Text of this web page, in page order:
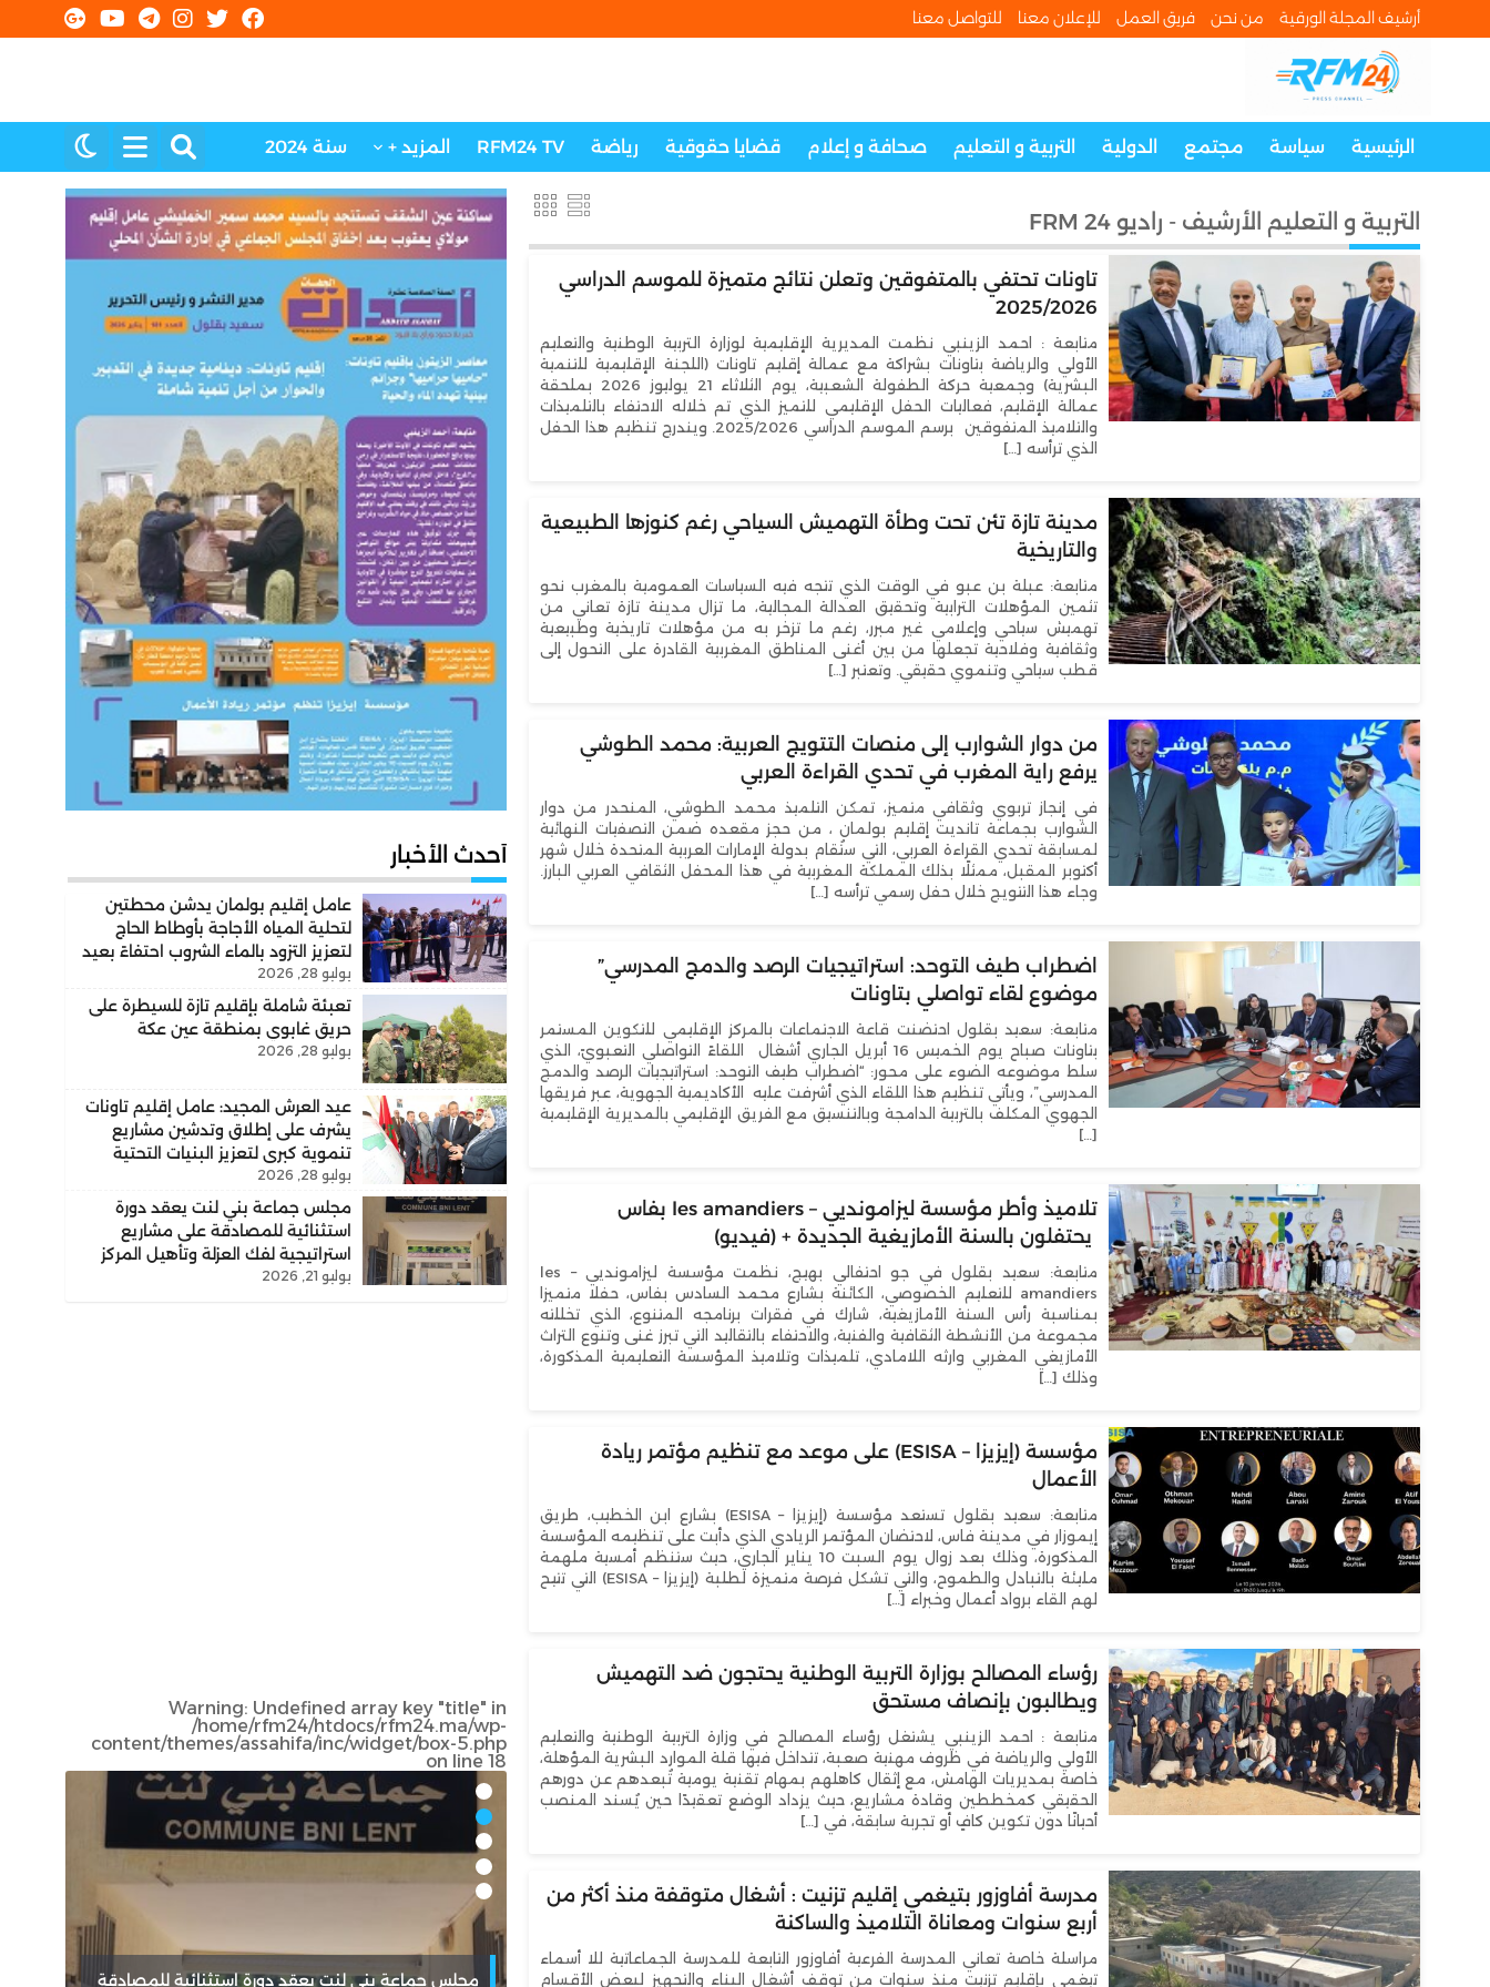
أرشيف المجلة الورقية من نحن فريق العمل للإعلان معنا للتواصل معنا
الرئيسية سياسة مجتمع الدولية التربية و التعليم صحافة و إعلام قضايا حقوقية رياضة RFM24 TV المزيد + سنة 2024
التربية و التعليم الأرشيف - راديو FRM 24
تاونات تحتفي بالمتفوقين وتعلن نتائج متميزة للموسم الدراسي
2025/2026
متابعة : احمد الزينبي نظمت المديرية الإقليمية لوزارة التربية الوطنية والتعليم
الأولي والرياضة بتاونات بشراكة مع عمالة إقليم تاونات (اللجنة الإقليمية للتنمية
البشرية) وجمعية حركة الطفولة الشعبية، يوم الثلاثاء 21 يوليوز 2026 بملحقة
عمالة الإقليم، فعاليات الحفل الإقليمي للتميز الذي تم خلاله الاحتفاء بالتلميذات
والتلاميذ المتفوقين برسم الموسم الدراسي 2025/2026. ويندرج تنظيم هذا الحفل
الذي ترأسه […]
مدينة تازة تئن تحت وطأة التهميش السياحي رغم كنوزها الطبيعية
والتاريخية
متابعة: عبلة بن عبو في الوقت الذي تتجه فيه السياسات العمومية بالمغرب نحو
تثمين المؤهلات الترابية وتحقيق العدالة المجالية، ما تزال مدينة تازة تعاني من
تهميش سياحي وإعلامي غير مبرر، رغم ما تزخر به من مؤهلات تاريخية وطبيعية
وثقافية وفلاحية تجعلها من بين أغنى المناطق المغربية القادرة على التحول إلى
قطب سياحي وتنموي حقيقي. وتعتبر […]
من دوار الشوارب إلى منصات التتويج العربية: محمد الطوشي
يرفع راية المغرب في تحدي القراءة العربي
في إنجاز تربوي وثقافي متميز، تمكن التلميذ محمد الطوشي، المنحدر من دوار
الشوارب بجماعة تانديت إقليم بولمان ، من حجز مقعده ضمن التصفيات النهائية
لمسابقة تحدي القراءة العربي، التي ستُقام بدولة الإمارات العربية المتحدة خلال شهر
أكتوبر المقبل، ممثلًا بذلك المملكة المغربية في هذا المحفل الثقافي العربي البارز.
وجاء هذا التتويج خلال حفل رسمي ترأسه […]
اضطراب طيف التوحد: استراتيجيات الرصد والدمج المدرسي”
موضوع لقاء تواصلي بتاونات
متابعة: سعيد بقلول احتضنت قاعة الاجتماعات بالمركز الإقليمي للتكوين المستمر
بتاونات صباح يوم الخميس 16 أبريل الجاري أشغال اللقاءً التواصلي التعبويً، الذي
سلط موضوعه الضوء على محور: “اضطراب طيف التوحد: استراتيجيات الرصد والدمج
المدرسي”، ويأتي تنظيم هذا اللقاء الذي أشرفت عليه الأكاديمية الجهوية، عبر فريقها
الجهوي المكلف بالتربية الدامجة وبالتنسيق مع الفريق الإقليمي بالمديرية الإقليمية
[…]
تلاميذ وأطر مؤسسة ليزامونديي – les amandiers بفاس
يحتفلون بالسنة الأمازيغية الجديدة + (فيديو)
متابعة: سعيد بقلول في جو احتفالي بهيج، نظمت مؤسسة ليزامونديي – les
amandiers للتعليم الخصوصي، الكائنة بشارع محمد السادس بفاس، حفلا متميزا
بمناسبة رأس السنة الأمازيغية، شارك في فقرات برنامجه المتنوع، الذي تخللته
مجموعة من الأنشطة الثقافية والفنية، والاحتفاء بالتقاليد التي تبرز غنى وتنوع التراث
الأمازيغي المغربي وارثه اللامادي، تلميذات وتلاميذ المؤسسة التعليمية المذكورة،
وذلك […]
مؤسسة (إيزيزا – ESISA) على موعد مع تنظيم مؤتمر ريادة
الأعمال
متابعة: سعيد بقلول تستعد مؤسسة (إيزيزا – ESISA) بشارع ابن الخطيب، طريق
إيموزار في مدينة فاس، لاحتضان المؤتمر الريادي الذي دأبت على تنظيمه المؤسسة
المذكورة، وذلك بعد زوال يوم السبت 10 يناير الجاري، حيث ستنظم أمسية ملهمة
مليئة بالتبادل والطموح، والتي تشكل فرصة متميزة لطلبة (إيزيزا – ESISA) التي تتيح
لهم القاء برواد أعمال وخبراء […]
رؤساء المصالح بوزارة التربية الوطنية يحتجون ضد التهميش
ويطالبون بإنصاف مستحق
متابعة : احمد الزينبي يشتغل رؤساء المصالح في وزارة التربية الوطنية والتعليم
الأولي والرياضة في ظروف مهنية صعبة، تتداخل فيها قلة الموارد البشرية المؤهلة،
خاصة بمديريات الهامش، مع إثقال كاهلهم بمهام تقنية يومية تُبعدهم عن دورهم
الحقيقي كمخططين وقادة مشاريع، حيث يزداد الوضع تعقيدًا حين يُسند المنصب
أحيانًا دون تكوين كافٍ أو تجربة سابقة، في […]
مدرسة أفاوزور بتيغمي إقليم تزنيت : أشغال متوقفة منذ أكثر من
أربع سنوات ومعاناة التلاميذ والساكنة
مراسلة خاصة تعاني المدرسة الفرعية أفاوزور التابعة للمدرسة الجماعاتية للا أسماء
تيغمي بإقليم تزنيت منذ سنوات من توقف أشغال البناء والتجهيز لبعض الأقسام
أحدث الأخبار
عامل إقليم بولمان يدشن محطتين
لتحلية المياه الأجاجة بأوطاط الحاج
لتعزيز التزود بالماء الشروب احتفاءً بعيد
العرش المجيد
يوليو 28, 2026
تعبئة شاملة بإقليم تازة للسيطرة على
حريق غابوي بمنطقة عين عكة
يوليو 28, 2026
عيد العرش المجيد: عامل إقليم تاونات
يشرف على إطلاق وتدشين مشاريع
تنموية كبرى لتعزيز البنيات التحتية
والارتقاء بالخدمات الأساسية
يوليو 28, 2026
مجلس جماعة بني لنت يعقد دورة
استثنائية للمصادقة على مشاريع
استراتيجية لفك العزلة وتأهيل المركز
يوليو 21, 2026
Warning: Undefined array key "title" in
/home/rfm24/htdocs/rfm24.ma/wp-
content/themes/assahifa/inc/widget/box-5.php
on line 18
دعوات لإزالة السياج الشوكي المحيط بالمسبح البلدي
عيد العرش المجيد: عامل إقليم تاونات يشرف على
إطلاق وتدشين مشاريع تنموية كبرى لتعزيز البنيات
مجلس جماعة بني لنت يعقد دورة استثنائية للمصادقة